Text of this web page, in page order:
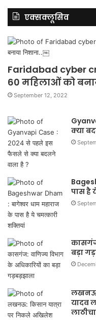
एक्सक्लूसिव
Faridabad cyber
60 महिलाओं को
September 12, 2022
क्या
पास है
बड़ा
लखनऊ:
यादव